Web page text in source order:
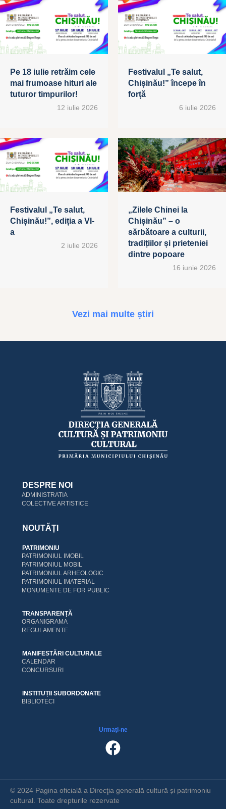
Pe 18 iulie retrăim cele
mai frumoase hituri ale
tuturor timpurilor!
12 iulie 2026
Festivalul „Te salut,
Chișinău!” începe în
forță
6 iulie 2026
Festivalul „Te salut,
Chișinău!”, ediția a VI-
a
2 iulie 2026
„Zilele Chinei la
Chișinău” – o
sărbătoare a culturii,
tradițiilor și prieteniei
dintre popoare
16 iunie 2026
Vezi mai multe știri
DESPRE NOI
ADMINISTRATIA
COLECTIVE ARTISTICE
NOUTĂȚI
PATRIMONIU
PATRIMONIUL IMOBIL
PATRIMONIUL MOBIL
PATRIMONIUL ARHEOLOGIC
PATRIMONIUL IMATERIAL
MONUMENTE DE FOR PUBLIC
TRANSPARENȚĂ
ORGANIGRAMA
REGULAMENTE
MANIFESTĂRI CULTURALE
CALENDAR
CONCURSURI
INSTITUȚII SUBORDONATE
BIBLIOTECI
Urmați-ne
© 2024 Pagina oficială a Direcţia generală cultură și patrimoniu
cultural. Toate drepturile rezervate